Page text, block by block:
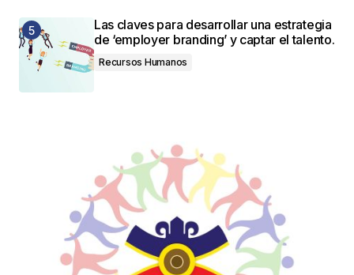
Las claves para desarrollar una estrategia
de ‘employer branding’ y captar el talento.
Recursos Humanos